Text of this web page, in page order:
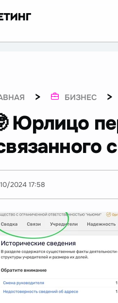
> БИЗНЕС >
Юрлицо
2024 17:58